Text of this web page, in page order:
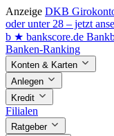
Anzeige DKB
oder unter 28 – jetzt
b ★ bankscore.de
Banken-Ranking
Konten & Karten
Anlegen
Kredit
Filialen
Ratgeber